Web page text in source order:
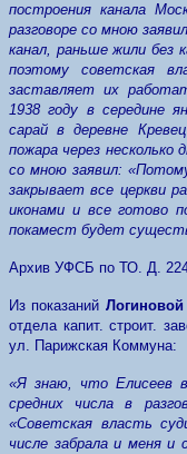
построения канала
разговоре со мною
канал, раньше жили без
поэтому советская
заставляет их
1938 году в середине
сарай в деревне
пожара через несколько
со мною заявил:
закрывает все церкви
иконами и все готово
покамест будет
Архив УФСБ по ТО. Д.
Из показаний
отдела капит. строит.
ул. Парижская Коммуна:
«Я знаю, что Елисеев
средних числа в
«Советская власть
числе забрала и меня